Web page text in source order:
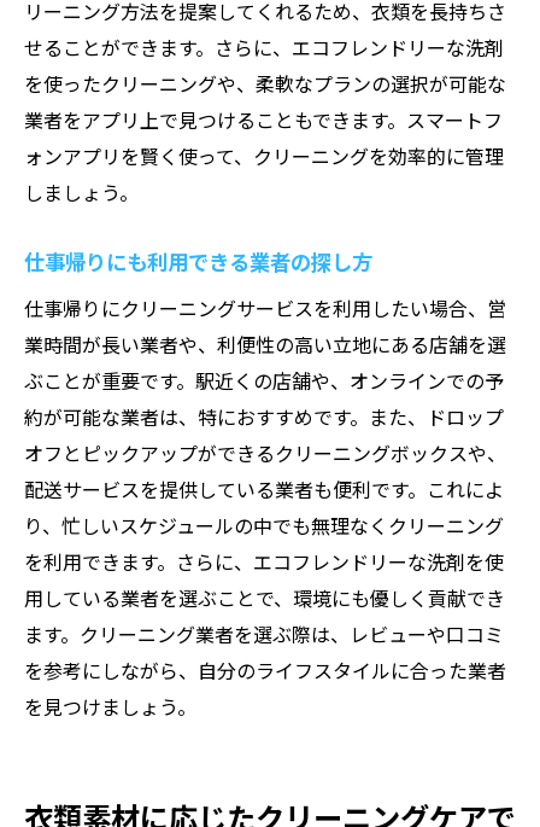
リーニング方法を提案してくれるため、衣類を長持ちさ
せることができます。さらに、エコフレンドリーな洗剤
を使ったクリーニングや、柔軟なプランの選択が可能な
業者をアプリ上で見つけることもできます。スマートフ
ォンアプリを賢く使って、クリーニングを効率的に管理
しましょう。
仕事帰りにも利用できる業者の探し方
仕事帰りにクリーニングサービスを利用したい場合、営
業時間が長い業者や、利便性の高い立地にある店舗を選
ぶことが重要です。駅近くの店舗や、オンラインでの予
約が可能な業者は、特におすすめです。また、ドロップ
オフとピックアップができるクリーニングボックスや、
配送サービスを提供している業者も便利です。これによ
り、忙しいスケジュールの中でも無理なくクリーニング
を利用できます。さらに、エコフレンドリーな洗剤を使
用している業者を選ぶことで、環境にも優しく貢献でき
ます。クリーニング業者を選ぶ際は、レビューや口コミ
を参考にしながら、自分のライフスタイルに合った業者
を見つけましょう。
衣類素材に応じたクリーニングケアで